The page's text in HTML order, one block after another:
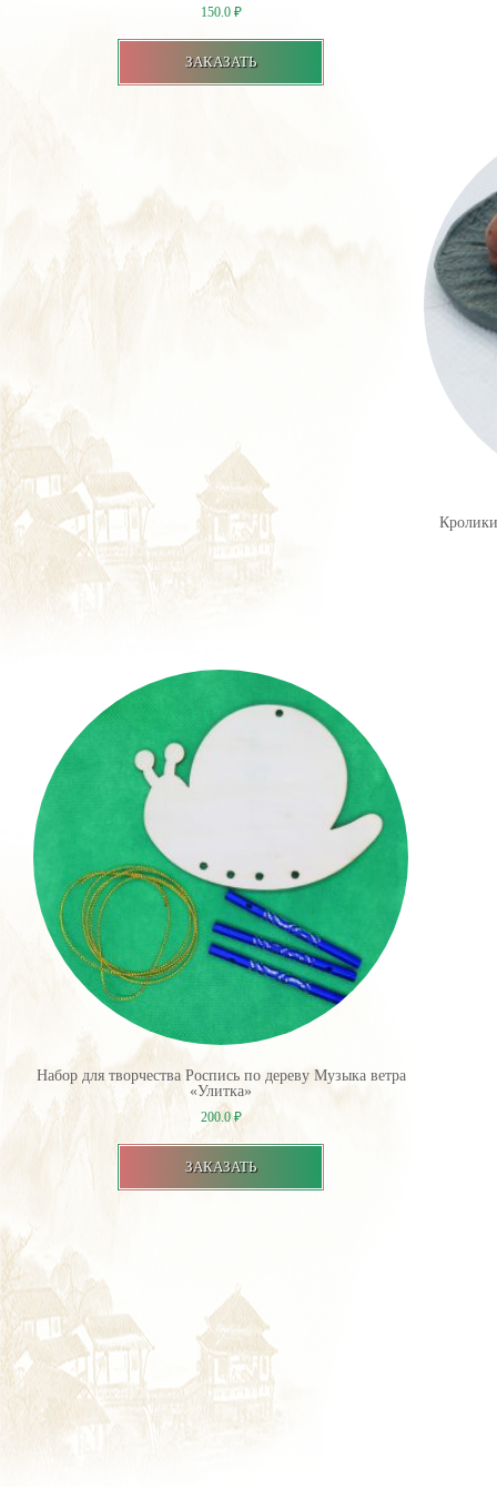
150.0 ₽
ЗАКАЗАТЬ
Набор для творчества Роспись по дереву Музыка ветра
«Улитка»
200.0₽
ЗАКАЗАТЬ